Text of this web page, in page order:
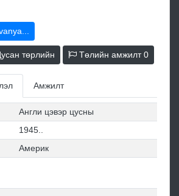
төрлийн Төлийн амжилт0
Амжилт
Англи цэвэр цусны
1945..
Америк